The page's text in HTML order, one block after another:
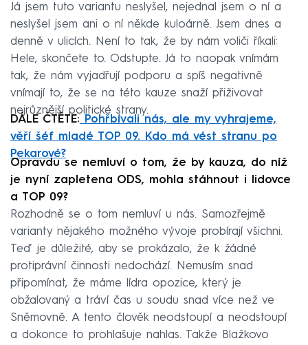
Já jsem tuto variantu neslyšel, nejednal jsem o ní a
neslyšel jsem ani o ní někde kuloárně. Jsem dnes a
denně v ulicích. Není to tak, že by nám voliči říkali:
Hele, skončete to. Odstupte. Já to naopak vnímám
tak, že nám vyjadřují podporu a spíš negativně
vnímají to, že se na této kauze snaží přiživovat
nejrůznější politické strany.
DÁLE ČTĚTE: Pohřbívali nás, ale my vyhrajeme,
věří šéf mladé TOP 09. Kdo má vést stranu po
Pekarové?
Opravdu se nemluví o tom, že by kauza, do níž
je nyní zapletena ODS, mohla stáhnout i lidovce
a TOP 09?
Rozhodně se o tom nemluví u nás. Samozřejmě
varianty nějakého možného vývoje probírají všichni.
Teď je důležité, aby se prokázalo, že k žádné
protiprávní činnosti nedochází. Nemusím snad
připomínat, že máme lídra opozice, který je
obžalovaný a tráví čas u soudu snad více než ve
Sněmovně. A tento člověk neodstoupí a neodstoupí
a dokonce to prohlašuje nahlas. Takže Blažkovo